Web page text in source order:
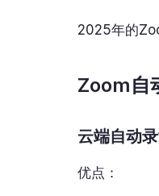
2025年的
Zoom自
云端自动
优点：